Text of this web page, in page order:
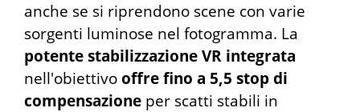
anche se si riprendono scene con varie
sorgenti luminose nel fotogramma. La
potente stabilizzazione VR integrata
nell'obiettivooffre fino a 5,5 stop di
compensazione per scatti stabili in